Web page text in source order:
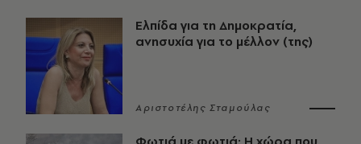
Ελπίδα για τη Δημοκρατία,
ανησυχία για το μέλλον (της)
Αριστοτέλης Σταμούλας